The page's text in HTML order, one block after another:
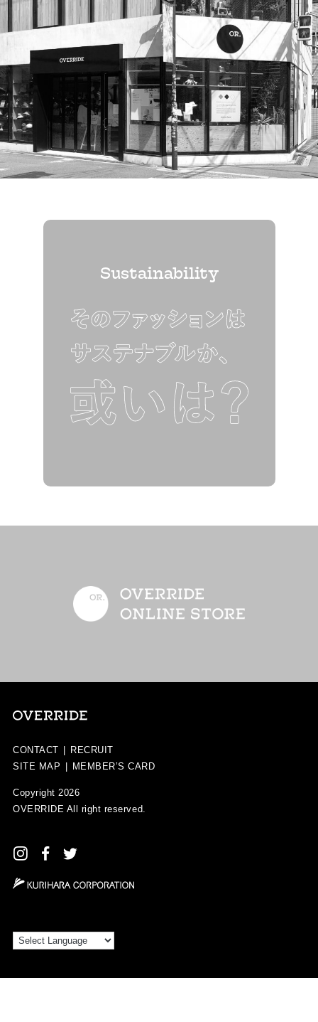
Sustainability
CONTACT
RECRUIT
SITE MAP
MEMBER’S CARD
Copyright 2026
OVERRIDE All right reserved.